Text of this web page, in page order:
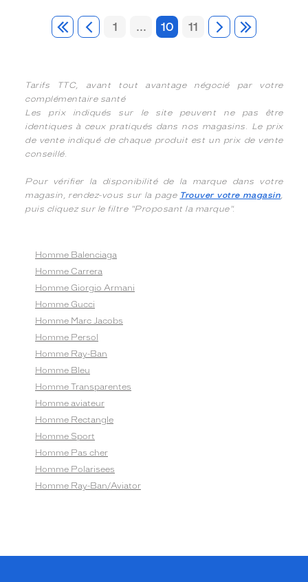
1 ... 10 11
Tarifs TTC, avant tout avantage négocié par votre
complémentaire santé
Les prix indiqués sur le site peuvent ne pas être
identiques à ceux pratiqués dans nos magasins. Le prix
de vente indiqué de chaque produit est un prix de vente
conseillé.
Pour vérifier la disponibilité de la marque dans votre
magasin, rendez-vous sur la page Trouver votre magasin,
puis cliquez sur le filtre "Proposant la marque".
Homme Balenciaga
Homme Carrera
Homme Giorgio Armani
Homme Gucci
Homme Marc Jacobs
Homme Persol
Homme Ray-Ban
Homme Bleu
Homme Transparentes
Homme aviateur
Homme Rectangle
Homme Sport
Homme Pas cher
Homme Polarisees
Homme Ray-Ban/Aviator